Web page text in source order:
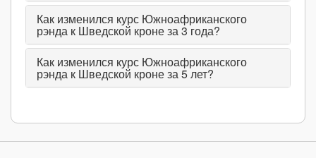
Как изменился курс Южноафриканского
рэнда к Шведской кроне за 3 года?
Как изменился курс Южноафриканского
рэнда к Шведской кроне за 5 лет?